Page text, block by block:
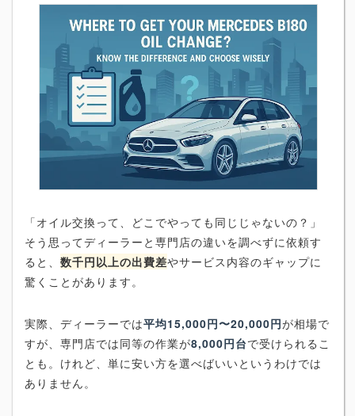
「オイル交換って、どこでやっても同じじゃないの？」
そう思ってディーラーと専門店の違いを調べずに依頼す
ると、 数千円以上の出費差やサービス内容のギャップに
驚くことがあります。
実際、ディーラーでは平均15,000円〜20,000円が相場で
すが、専門店では同等の作業が8,000円台で受けられるこ
とも。けれど、単に安い方を選べばいいというわけでは
ありません。